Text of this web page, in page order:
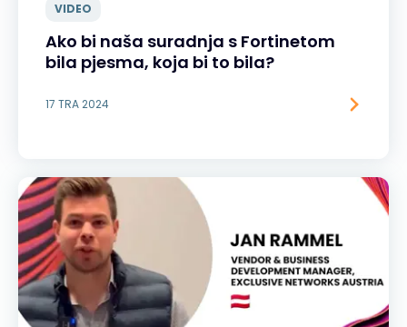
VIDEO
Ako bi naša suradnja s Fortinetom
bila pjesma, koja bi to bila?
17 TRA 2024